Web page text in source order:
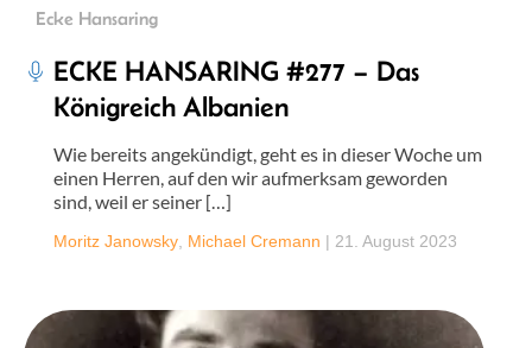
Ecke Hansaring
ECKE HANSARING #277 – Das
Königreich Albanien
Wie bereits angekündigt, geht es in dieser Woche um
einen Herren, auf den wir aufmerksam geworden
sind, weil er seiner […]
Moritz Janowsky Michael Cremann | 21. August 2023